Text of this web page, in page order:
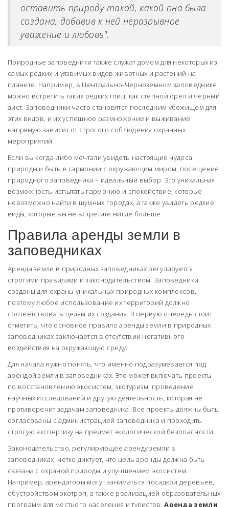
оставить природу такой, какой она была
создана, добавив к ней неразрывное
уважение и любовь".
Природные заповедники также служат домом для некоторых из
самых редких и уязвимых видов животных и растений на
планете. Например, в Центрально-Черноземном заповеднике
можно встретить таких редких птиц, как степной орел и черный
аист. Заповедники часто становятся последним убежищем для
этих видов, и их успешное размножение и выживание
напрямую зависит от строгого соблюдения охранных
мероприятий.
Если вы когда-либо мечтали увидеть настоящие чудеса
природы и быть в гармонии с окружающим миром, посещение
природного заповедника – идеальный выбор. Это уникальная
возможность испытать гармонию и спокойствие, которые
невозможно найти в шумных городах, а также увидеть редкие
виды, которые вы не встретите нигде больше.
Правила аренды земли в
заповедниках
Аренда земли в природных заповедниках регулируется
строгими правилами и законодательством. Заповедники
созданы для охраны уникальных природных комплексов,
поэтому любое использование их территорий должно
соответствовать целям их создания. В первую очередь стоит
отметить, что основное правило аренды земли в природных
заповедниках заключается в отсутствии негативного
воздействия на окружающую среду.
Для начала нужно понять, что именно подразумевается под
арендой земли в заповедниках. Это может включать проекты
по восстановлению экосистем, экотуризм, проведение
научных исследований и другую деятельность, которая не
противоречит задачам заповедника. Все проекты должны быть
согласованы с администрацией заповедника и проходить
строгую экспертизу на предмет экологической безопасности.
Законодательство, регулирующее аренду земли в
заповедниках, четко диктует, что цель аренды должна быть
связана с охраной природы и улучшением экосистем.
Например, арендаторы могут заниматься посадкой деревьев,
обустройством экотроп, а также реализацией образовательных
программ для местного населения и туристов.Аренда земли